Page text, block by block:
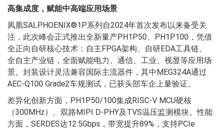
高集成度，赋能中高端应用场景
凤凰SALPHOENIX®1P系列自2024年首次发布以来备受关
注，此次峰会正式推出全新量产PH1P50、PH1P100，凭借
全正向自研核心技术：自主FPGA架构、自研EDA工具链、
全自主产业链，全面赋能电力、通信、工业、视显等应用场
景。封装设计灵活兼容国际主流器件，其中MEG324A通过
AEC-Q100 Grade2车规测试，已获头部车企上量验证。
差异化创新方面，PH1P50/100集成RISC-V MCU硬核
（300MHz）、双路MIPI D-PHY及TVS温压监测模块。性能
方面，SERDES达12.5Gbps，带宽提升89%，支持PCIe